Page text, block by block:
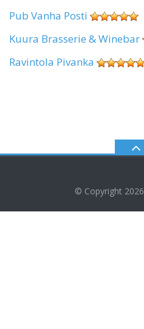
Pub Vanha Posti
Kuura Brasserie & Winebar
Ravintola Pivanka
© Copyright 2026